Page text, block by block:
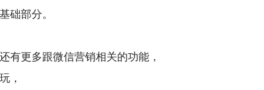
础部分。
有更多跟微信营销相关的功能，
，